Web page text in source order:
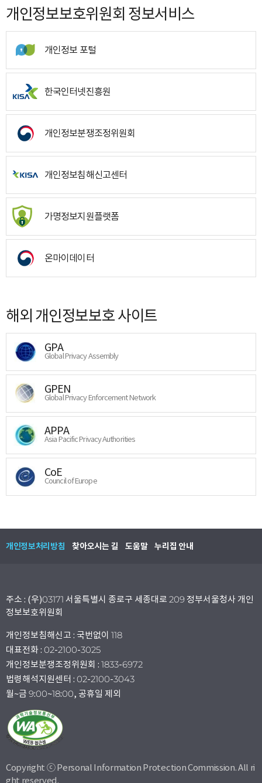
개인정보보호위원회 정보서비스
개인정보 포털
한국인터넷진흥원
개인정보분쟁조정위원회
개인정보침해신고센터
가명정보지원플랫폼
온마이데이터
해외 개인정보보호 사이트
GPA
Global Privacy Assembly
GPEN
Global Privacy Enforcement Network
APPA
Asia Pacific Privacy Authorities
CoE
Council of Europe
개인정보처리방침 찾아오시는 길 도움말 누리집 안내
주소 : (우)03171 서울특별시 종로구 세종대로 209 정부서울청사 개인
정보보호위원회
개인정보침해신고 : 국번없이 118
대표전화 : 02-2100-3025
개인정보분쟁조정위원회 : 1833-6972
법령해석지원센터 : 02-2100-3043
월~금 9:00~18:00, 공휴일 제외
Copyright ⓒ Personal Information Protection Commission. All ri
ght reserved.